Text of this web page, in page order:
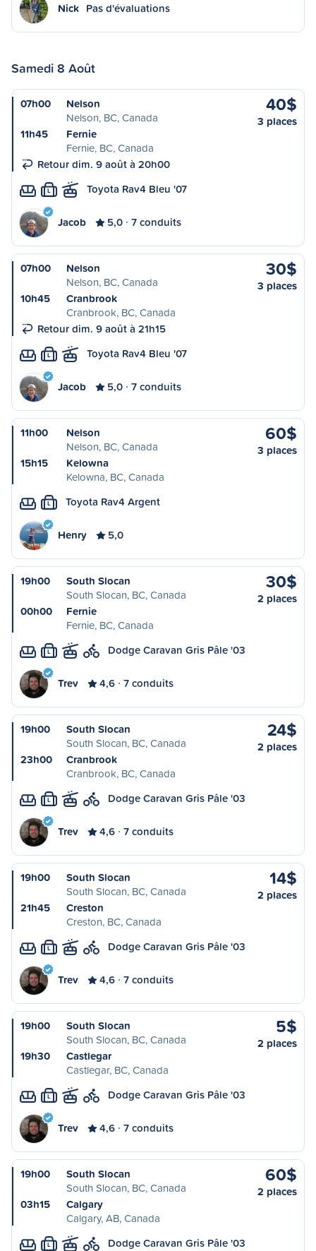
Nick Pas d'évaluations
Samedi 8 Août
07h00
Nelson
Nelson, BC, Canada
11h45
Fernie
Fernie, BC, Canada
Retour dim. 9 août à 20h00
40$
3 places
L Toyota Rav4 Bleu '07
Jacob 5,0 7 conduits
07h00
Nelson
Nelson, BC, Canada
10h45
Cranbrook
Cranbrook, BC, Canada
Retour dim. 9 août à 21h15
30$
3 places
L Toyota Rav4 Bleu '07
Jacob 5,0 7 conduits
11h00
Nelson
Nelson, BC, Canada
15h15
Kelowna
Kelowna, BC, Canada
60$
3 places
L Toyota Rav4 Argent
Henry 5,0
19h00
South Slocan
South Slocan, BC, Canada
00h00
Fernie
Fernie, BC, Canada
30$
2 places
L Dodge Caravan Gris Pâle '03
Trev 4,6 7 conduits
19h00
South Slocan
South Slocan, BC, Canada
23h00
Cranbrook
Cranbrook, BC, Canada
24$
2 places
L Dodge Caravan Gris Pâle '03
Trev 4,6 7 conduits
19h00
South Slocan
South Slocan, BC, Canada
21h45
Creston
Creston, BC, Canada
14$
2 places
L Dodge Caravan Gris Pâle '03
Trev 4,6 7 conduits
19h00
South Slocan
South Slocan, BC, Canada
19h30
Castlegar
Castlegar, BC, Canada
5$
2 places
L Dodge Caravan Gris Pâle '03
Trev 4,6 7 conduits
19h00
South Slocan
South Slocan, BC, Canada
03h15
Calgary
Calgary, AB, Canada
60$
2 places
L Dodge Caravan Gris Pâle '03